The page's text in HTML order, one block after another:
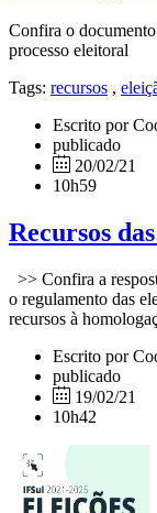
Confira o
processo eleitoral
Tags: recursos ,
Escrito por
publicado
20/02/21
10h59
Recursos
>> Confira a
o regulamento das
recursos à
Escrito por
publicado
19/02/21
10h42